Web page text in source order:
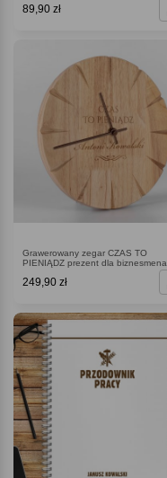
89,90 zł
Grawerowany zegar CZAS TO
PIENIĄDZ prezent dla biznesmena
249,90 zł